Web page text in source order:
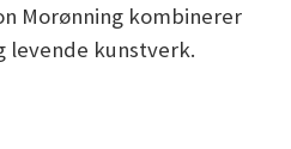
Morønning kombinerer
levende kunstverk.